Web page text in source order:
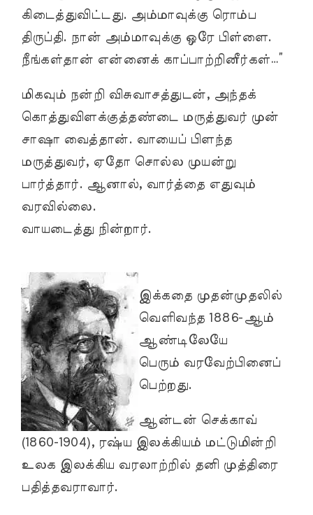
கிடைத்துவிட்டது. அம்மாவுக்கு ரொம்ப
திருப்தி. நான் அம்மாவுக்கு ஒரே பிள்ளை.
நீங்கள்தான் என்னைக் காப்பாற்றினீர்கள்…”
மிகவும் நன்றி விசுவாசத்துடன், அந்தக்
கொத்துவிளக்குத்தண்டை மருத்துவர் முன்
சாஷா வைத்தான். வாயைப் பிளந்த
மருத்துவர், ஏதோ சொல்ல முயன்று
பார்த்தார். ஆனால், வார்த்தை எதுவும்
வரவில்லை.
வாயடைத்து நின்றார்.
இக்கதை முதன்முதலில்
வெளிவந்த 1886-ஆம்
ஆண்டிலேயே
பெரும் வரவேற்பினைப்
பெற்றது.
ஆன்டன் செக்காவ்
(1860-1904), ரஷ்ய இலக்கியம் மட்டுமின்றி
உலக இலக்கிய வரலாற்றில் தனி முத்திரை
பதித்தவராவார்.